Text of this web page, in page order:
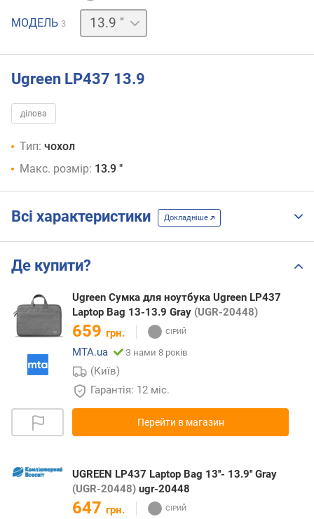
МОДЕЛЬ 3
14.9 " 15.9 "
Ugreen LP437 13.9
ділова
Тип: чохол
Макс. розмір: 13.9 "
Всі характеристики Докладніше
Де купити?
Ugreen Сумка для ноутбука Ugreen LP437
Laptop Bag 13-13.9 Gray (UGR-20448)
659 грн.
MTA.ua
З нами 8 років
(Київ)
Гарантія: 12 міс.
Перейти в магазин
UGREEN LP437 Laptop Bag 13''- 13.9'' Gray
(UGR-20448) ugr-20448
647 грн.